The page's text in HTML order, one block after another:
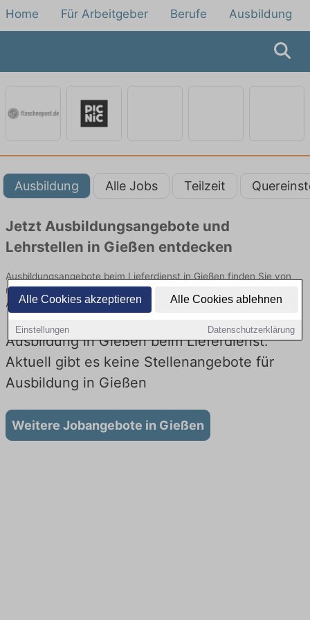
Alle Cookies akzeptieren Alle Cookies ablehnen
Einstellungen Datenschutzerklärung
Home Für Arbeitgeber Berufe Ausbildung
Ausbildung Alle Jobs Teilzeit
Jetzt Ausbildungsangebote und
Lehrstellen in Gießen entdecken
Ausbildungsangebote beim Lieferdienst in Gießen finden Sie von
namhaften Firmen. Entdecken Sie freie Optionen von Top-
Arbeitgebern und bewerben Sie sich noch heute.
Ausbildung in Gießen beim Lieferdienst:
Aktuell gibt es keine Stellenangebote für
Ausbildung in Gießen
Weitere Jobangebote in Gießen